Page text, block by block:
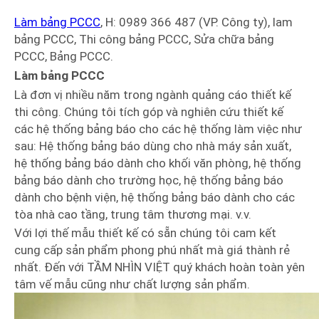
Làm bảng PCCC, H: 0989 366 487 (VP. Công ty), lam
bảng PCCC, Thi công bảng PCCC, Sửa chữa bảng
PCCC, Bảng PCCC.
Làm bảng PCCC
Là đơn vị nhiều năm trong ngành quảng cáo thiết kế
thi công. Chúng tôi tích góp và nghiên cứu thiết kế
các hệ thống bảng báo cho các hệ thống làm việc như
sau: Hệ thống bảng báo dùng cho nhà máy sản xuất,
hệ thống bảng báo dành cho khối văn phòng, hệ thống
bảng báo dành cho trường học, hệ thống bảng báo
dành cho bệnh viện, hệ thống bảng báo dành cho các
tòa nhà cao tầng, trung tâm thương mại. v.v.
Với lợi thế mẫu thiết kế có sẵn chúng tôi cam kết
cung cấp sản phẩm phong phú nhất mà giá thành rẻ
nhất. Đến với TẦM NHÌN VIỆT quý khách hoàn toàn yên
tâm vế mẫu cũng như chất lượng sản phẩm.